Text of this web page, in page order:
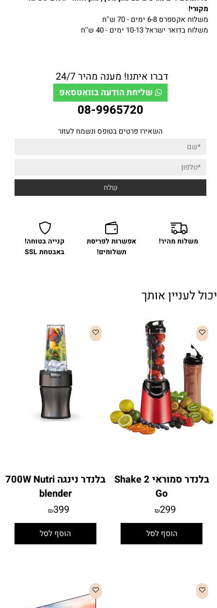
מקורי!
משלוח אקספרס 6-8 ימים - 70 ש''ח
משלוח בדואר ישראל 10-13 ימים - 40 ש''ח
דברו איתנו! מענה מהיר 24/7
שליחת הודעה בוואטסאפ
08-9965720
השאירו פרטים בטופס ונשמח לעזור
משלוח מהיר!
אפשרות לפריסת
תשלומים!
קנייה בטוחה!
באבטחת SSL
יכול לעניין אותך
בלנדר סמוראי Shake 2
Go
₪299
הוסף לסל
בלנדר נינגה 700W Nutri
blender
₪399
הוסף לסל